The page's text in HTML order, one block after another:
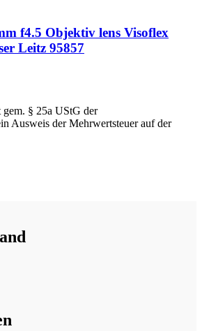
f4.5 Objektiv lens Visoflex
Leitz 95857
§ 25a UStG der
Ausweis der Mehrwertsteuer auf der